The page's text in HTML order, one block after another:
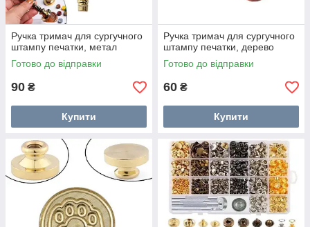
Ручка тримач для сургучного
штампу печатки, метал
Готово до відправки
90 ₴
Купити
Ручка тримач для сургучного
штампу печатки, дерево
Готово до відправки
60 ₴
Купити